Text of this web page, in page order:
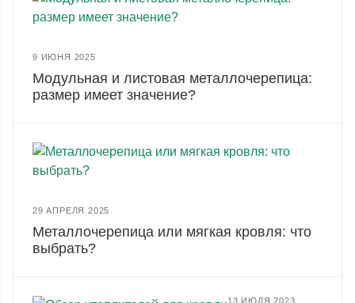
9 ИЮНЯ 2025
Модульная и листовая металлочерепица:
размер имеет значение?
29 АПРЕЛЯ 2025
Металлочерепица или мягкая кровля: что
выбрать?
13 ИЮЛЯ 2023